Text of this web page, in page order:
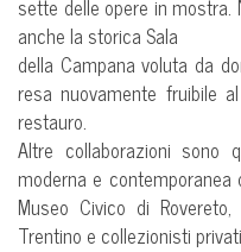
sette delle opere in mostra.
anche la storica Sala
della Campana voluta da
resa nuovamente fruibile
restauro.
Altre collaborazioni sono
moderna e contemporanea
Museo Civico di
Trentino e collezionisti